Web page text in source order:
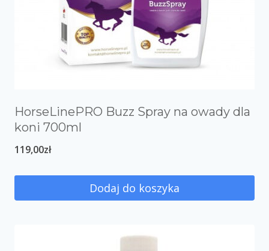
HorseLinePRO Buzz Spray na owady dla
koni 700ml
119,00zł
Dodaj do koszyka